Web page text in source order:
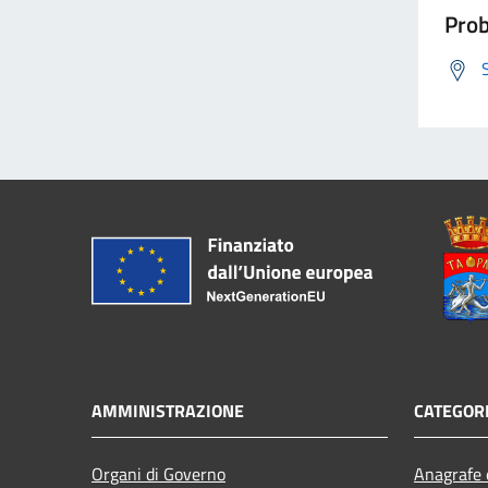
AMMINISTRAZIONE
Organi di Governo